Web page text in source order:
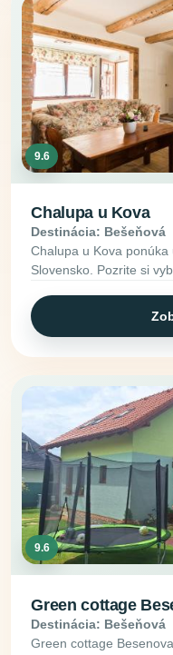
9.6
Chalupa u Kova
Destinácia: Bešeňová
Chalupa u Kova
Slovensko. Pozrite si
9.6
Green cottage
Destinácia: Bešeňová
Green cottage